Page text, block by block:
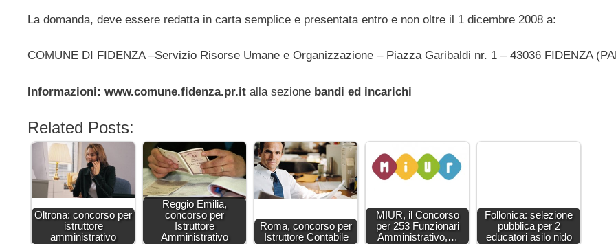
La domanda, deve essere redatta in carta semplice e presentata entro e non oltre il 1 dicembre 2008 a:
COMUNE DI FIDENZA –Servizio Risorse Umane e Organizzazione – Piazza Garibaldi nr. 1 – 43036 FIDENZA
Informazioni: www.comune.fidenza.pr.it alla sezione bandi ed incarichi
Related Posts:
Oltrona: concorso per
istruttore
amministrativo
Reggio Emilia,
concorso per
Istruttore
Amministrativo
Roma, concorso per
Istruttore Contabile
MIUR, il Concorso
per 253 Funzionari
Amministrativo,…
Follonica: selezione
pubblica per 2
educatori asilo nido